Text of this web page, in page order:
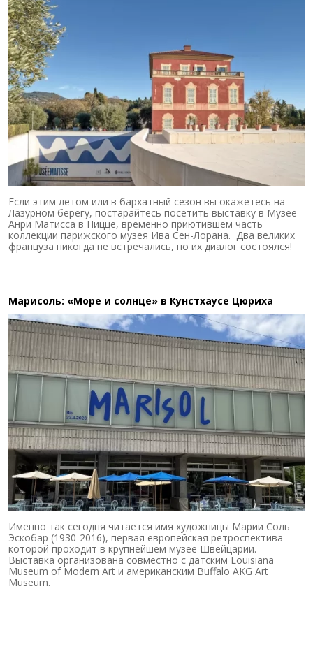
Если этим летом или в бархатный сезон вы окажетесь на
Лазурном берегу, постарайтесь посетить выставку в Музее
Анри Матисса в Ницце, временно приютившем часть
коллекции парижского музея Ива Сен-Лорана. Два великих
француза никогда не встречались, но их диалог состоялся!
Марисоль: «Море и солнце» в Кунстхаусе Цюриха
Именно так сегодня читается имя художницы Марии Соль
Эскобар (1930-2016), первая европейская ретроспектива
которой проходит в крупнейшем музее Швейцарии.
Выставка организована совместно с датским Louisiana
Museum of Modern Art и американским Buffalo AKG Art
Museum.